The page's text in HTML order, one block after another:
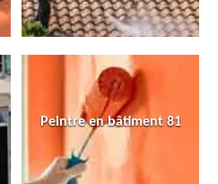
Peintre en bâtiment 81